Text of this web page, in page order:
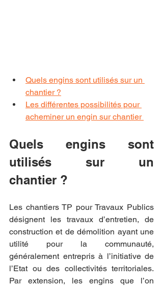
Quels engins sont utilisés sur un
chantier ?
Les différentes possibilités pour
acheminer un engin sur chantier
Quels engins sont
utilisés sur un
chantier ?
Les chantiers TP pour Travaux Publics
désignent les travaux d’entretien, de
construction et de démolition ayant une
utilité pour la communauté,
généralement entrepris à l’initiative de
l’Etat ou des collectivités territoriales.
Par extension, les engins que l’on